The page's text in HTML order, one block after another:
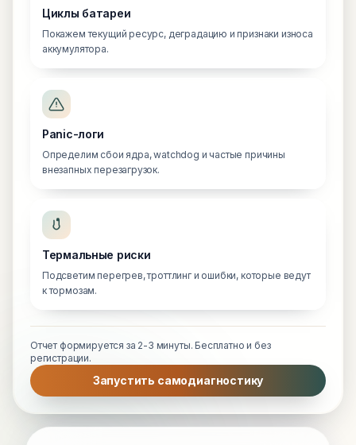
Циклы батареи
Покажем текущий ресурс, деградацию и признаки износа
аккумулятора.
Panic-логи
Определим сбои ядра, watchdog и частые причины
внезапных перезагрузок.
Термальные риски
Подсветим перегрев, троттлинг и ошибки, которые ведут
к тормозам.
Отчет формируется за 2-3 минуты. Бесплатно и без
регистрации.
Запустить самодиагностику